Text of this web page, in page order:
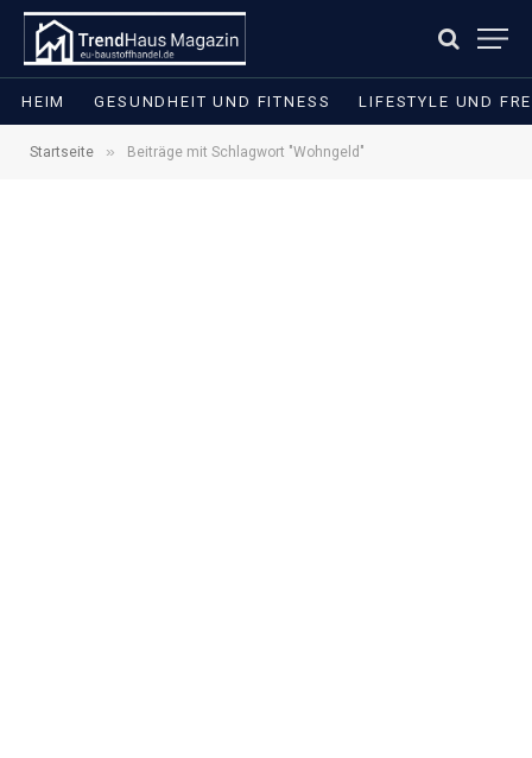
HEIM GESUNDHEIT UND FITNESS LIFESTYLE UND
Startseite » Beiträge mit Schlagwort "Wohngeld"